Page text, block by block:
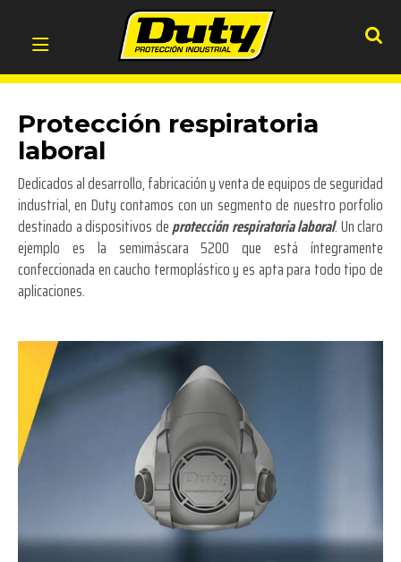
Protección respiratoria
laboral
Dedicados al desarrollo, fabricación y venta de equipos de seguridad
industrial, en Duty contamos con un segmento de nuestro porfolio
destinado a dispositivos deprotección respiratoria laboral. Un claro
ejemplo es la semimáscara 5200 que está íntegramente
confeccionada en caucho termoplástico y es apta para todo tipo de
aplicaciones.